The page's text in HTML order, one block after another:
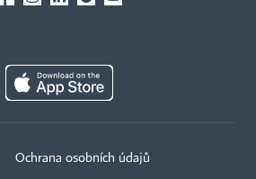
Ochrana osobních údajů